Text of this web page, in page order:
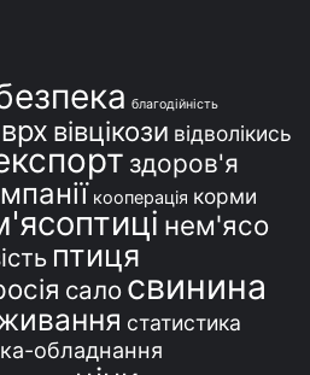
благодійність
врх вівцікози відволікись
здоров'я
кооперація корми
нем'ясо
птиця
сало свинина
статистика
обладнання